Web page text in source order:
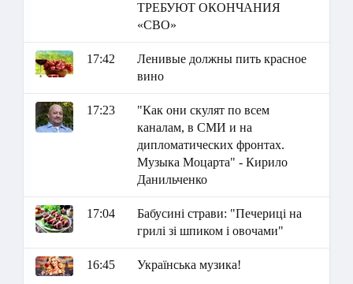
ТРЕБУЮТ ОКОНЧАНИЯ
«СВО»
17:42
Ленивые должны пить красное
вино
17:23
"Как они скулят по всем
каналам, в СМИ и на
дипломатических фронтах.
Музыка Моцарта" - Кирило
Данильченко
17:04
Бабусині страви: "Печериці на
грилі зі шпиком і овочами"
16:45 Українська музика!